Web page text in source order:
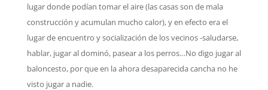
lugar donde podían tomar el aire (las casas son de mala
construcción y acumulan mucho calor), y en efecto era el
lugar de encuentro y socialización de los vecinos -saludarse,
hablar, jugar al dominó, pasear a los perros…No digo jugar al
baloncesto, por que en la ahora desaparecida cancha no he
visto jugar a nadie.